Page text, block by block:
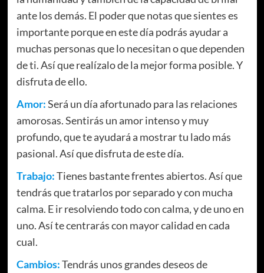
ante los demás. El poder que notas que sientes es
importante porque en este día podrás ayudar a
muchas personas que lo necesitan o que dependen
de ti. Así que realízalo de la mejor forma posible. Y
disfruta de ello.
Amor:Será un día afortunado para las relaciones
amorosas. Sentirás un amor intenso y muy
profundo, que te ayudará a mostrar tu lado más
pasional. Así que disfruta de este día.
Trabajo:Tienes bastante frentes abiertos. Así que
tendrás que tratarlos por separado y con mucha
calma. E ir resolviendo todo con calma, y de uno en
uno. Así te centrarás con mayor calidad en cada
cual.
Cambios:Tendrás unos grandes deseos de